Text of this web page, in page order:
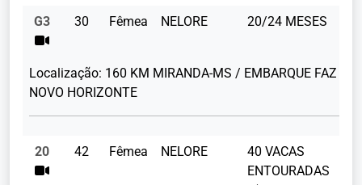
G3 30 Fêmea NELORE 20/24 MESES
Localização: 160 KM MIRANDA-MS / EMBARQUE FAZ
NOVO HORIZONTE
20 42 Fêmea NELORE
40 VACAS
ENTOURADAS